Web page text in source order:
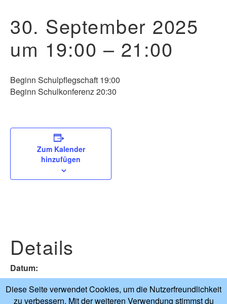
30. September 2025
um 19:00 – 21:00
Beginn Schulpflegschaft 19:00
Beginn Schulkonferenz 20:30
Zum Kalender
hinzufügen
Details
Datum:
30. September 2025
Zeit:
Diese Seite verwendet Cookies, um die Nutzerfreundlichkeit
zu verbessern. Mit der weiteren Verwendung stimmst du